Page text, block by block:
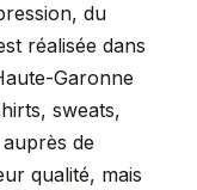
du
réalisée dans
Garonne
sweats,
de
qualité, mais